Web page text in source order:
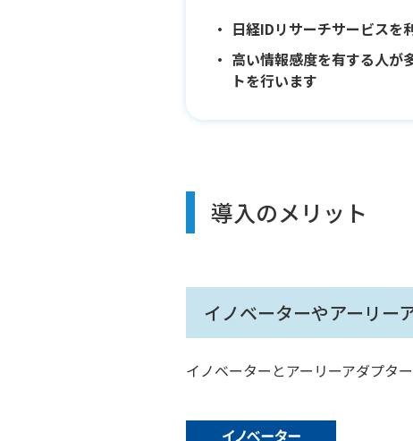
日経IDリサーチサービスを
高い情報感度を有する人が
トを行います
導入のメリット
イノベーターやアーリー
イノベーターとアーリーアダプタ